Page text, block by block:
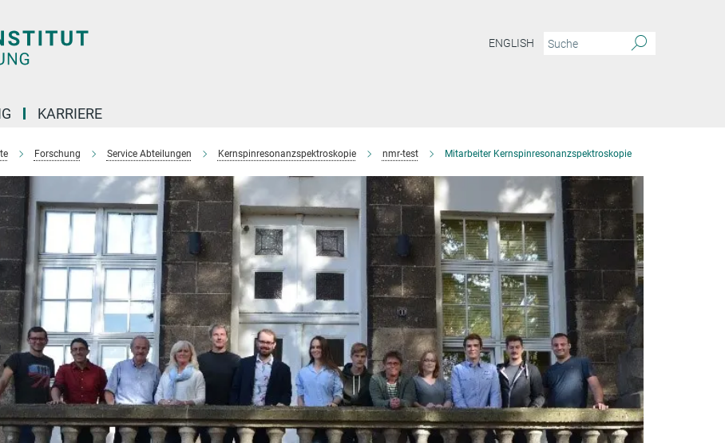
ENGLISH
KARRIERE
Forschung Service Abteilungen Kernspinresonanzspektroskopie nmr-test Mitarbeiter Kernspinresonanzspektroskopie